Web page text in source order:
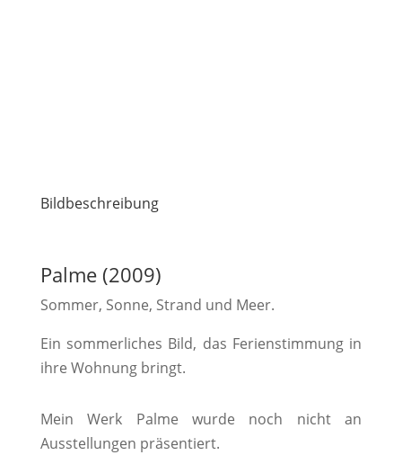
Bildbeschreibung
Palme (2009)
Sommer, Sonne, Strand und Meer.
Ein sommerliches Bild, das Ferienstimmung in
ihre Wohnung bringt.
Mein Werk Palme wurde noch nicht an
Ausstellungen präsentiert.